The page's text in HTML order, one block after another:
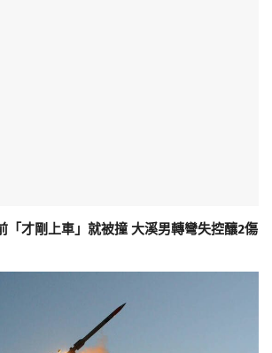
「才剛上車」就被撞 大溪男轉彎失控釀2傷